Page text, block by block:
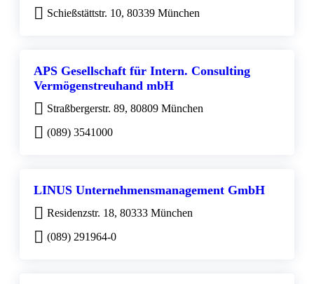
Schießstättstr. 10, 80339 München
APS Gesellschaft für Intern. Consulting
Vermögenstreuhand mbH
Straßbergerstr. 89, 80809 München
(089) 3541000
LINUS Unternehmensmanagement GmbH
Residenzstr. 18, 80333 München
(089) 291964-0